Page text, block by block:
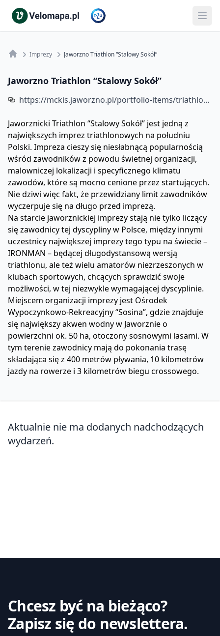
Imprezy Jaworzno Triathlon “Stalowy Sokół”
Jaworzno Triathlon “Stalowy Sokół”
https://mckis.jaworzno.pl/portfolio-items/triathlon-stalowy-sokol/
Jaworznicki Triathlon “Stalowy Sokół” jest jedną z
największych imprez triathlonowych na południu
Polski. Impreza cieszy się niesłabnącą popularnością
wśród zawodników z powodu świetnej organizacji,
malowniczej lokalizacji i specyficznego klimatu
zawodów, które są mocno cenione przez startujących.
Nie dziwi więc fakt, że przewidziany limit zawodników
wyczerpuje się na długo przed imprezą.
Na starcie jaworznickiej imprezy stają nie tylko liczący
się zawodnicy tej dyscypliny w Polsce, między innymi
uczestnicy największej imprezy tego typu na świecie –
IRONMAN – będącej długodystansową wersją
triathlonu, ale też wielu amatorów niezrzeszonych w
klubach sportowych, chcących sprawdzić swoje
możliwości, w tej niezwykle wymagającej dyscyplinie.
Miejscem organizacji imprezy jest Ośrodek
Wypoczynkowo-Rekreacyjny “Sosina”, gdzie znajduje
się największy akwen wodny w Jaworznie o
powierzchni ok. 50 ha, otoczony sosnowymi lasami. W
tym terenie zawodnicy mają do pokonania trasę
składająca się z 400 metrów pływania, 10 kilometrów
jazdy na rowerze i 3 kilometrów biegu crossowego.
Aktualnie nie ma dodanych nadchodzących
wydarzeń.
Chcesz być na bieżąco?
Zapisz się do newslettera.